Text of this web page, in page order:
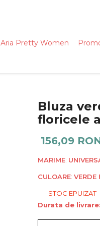
Aria Pretty Women
Bluza
floricele
156,09
MARIME:
CULOARE:VERDE
STOC EPUIZAT
Durata de livrare: